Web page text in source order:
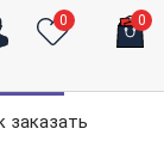
0 0
заказать